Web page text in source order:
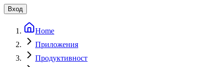
Вход
Home
Приложения
Продуктивност